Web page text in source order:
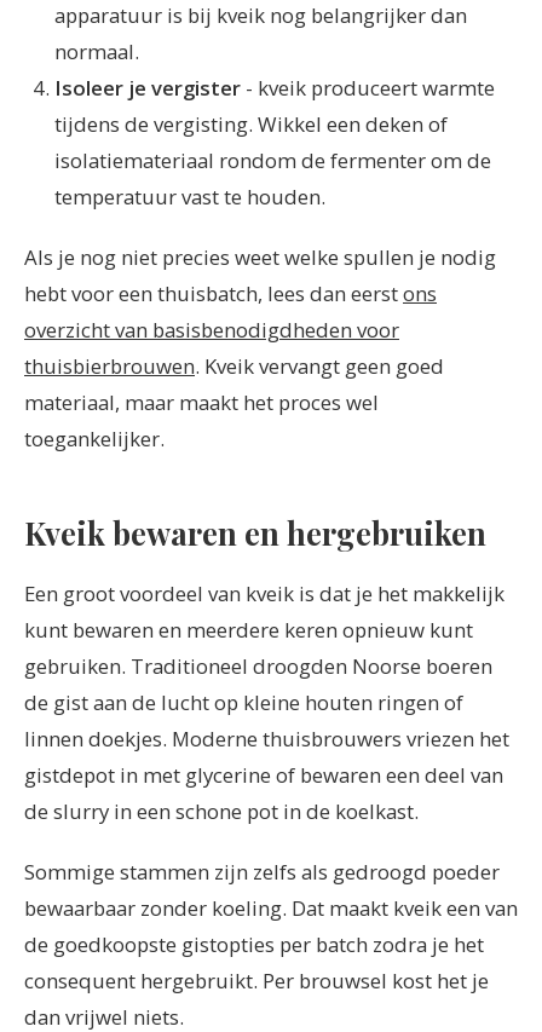
apparatuur is bij kveik nog belangrijker dan
normaal.
Isoleer je vergister - kveik produceert warmte
tijdens de vergisting. Wikkel een deken of
isolatiemateriaal rondom de fermenter om de
temperatuur vast te houden.
Als je nog niet precies weet welke spullen je nodig
hebt voor een thuisbatch, lees dan eerstons
overzicht van basisbenodigdheden voor
thuisbierbrouwen. Kveik vervangt geen goed
materiaal, maar maakt het proces wel
toegankelijker.
Kveik bewaren en hergebruiken
Een groot voordeel van kveik is dat je het makkelijk
kunt bewaren en meerdere keren opnieuw kunt
gebruiken. Traditioneel droogden Noorse boeren
de gist aan de lucht op kleine houten ringen of
linnen doekjes. Moderne thuisbrouwers vriezen het
gistdepot in met glycerine of bewaren een deel van
de slurry in een schone pot in de koelkast.
Sommige stammen zijn zelfs als gedroogd poeder
bewaarbaar zonder koeling. Dat maakt kveik een van
de goedkoopste gistopties per batch zodra je het
consequent hergebruikt. Per brouwsel kost het je
dan vrijwel niets.